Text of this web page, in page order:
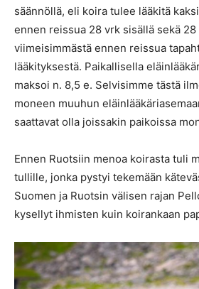
säännöllä, eli koira tulee lääkitä
ennen reissua 28 vrk sisällä sekä
viimeisimmästä ennen reissua
lääkityksestä. Paikallisella
maksoi n. 8,5 e. Selvisimme tästä
moneen muuhun
saattavat olla joissakin paikoissa
Ennen Ruotsiin menoa koirasta tuli
tullille, jonka pystyi tekemään
Suomen ja Ruotsin välisen rajan
kysellyt ihmisten kuin koirankaan